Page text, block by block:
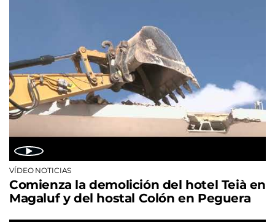
VÍDEO NOTICIAS
Comienza la demolición del hotel Teià en
Magaluf y del hostal Colón en Peguera